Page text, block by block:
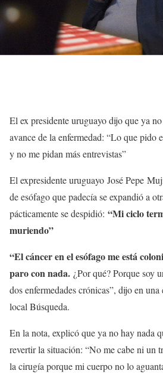
El ex presidente uruguayo dijo que ya
avance de la enfermedad: “Lo que pido
y no me pidan más entrevistas”
El expresidente uruguayo José Pepe
de esófago que padecía se expandió a
pácticamente se despidió: “Mi ciclo
muriendo”
“El cáncer en el esófago me está
paro con nada. ¿Por qué? Porque soy
dos enfermedades crónicas”, dijo en
local Búsqueda.
En la nota, explicó que ya no hay nada
revertir la situación: “No me cabe ni un
la cirugía porque mi cuerpo no lo